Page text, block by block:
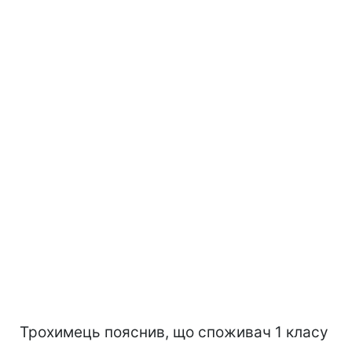
Трохимець пояснив, що споживач 1 класу